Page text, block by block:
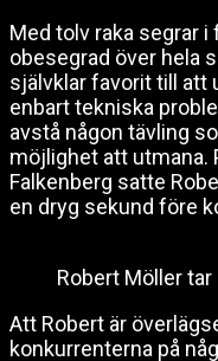
Med tolv raka segrar
obesegrad över hela
självklar favorit till att
enbart tekniska
avstå någon tävling
möjlighet att utmana.
Falkenberg satte
en dryg sekund före
Robert Möller
Att Robert är
konkurrenterna på